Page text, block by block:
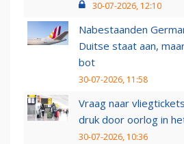
30-07-2026, 12:10
Nabestaanden
Duitse staat aan,
bot
30-07-2026, 11:58
Vraag naar
druk door oorlog in
30-07-2026, 10:36